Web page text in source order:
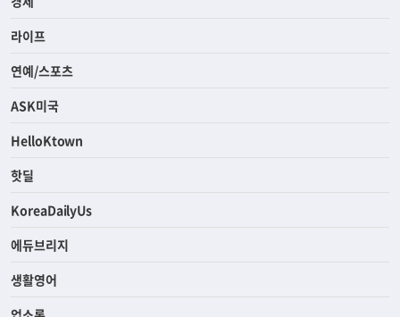
라이프
연예/스포츠
ASK미국
HelloKtown
핫딜
KoreaDailyUs
에듀브리지
생활영어